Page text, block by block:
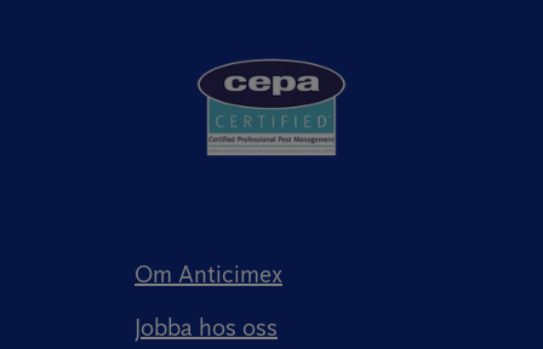
Om Anticimex
Jobba hos oss